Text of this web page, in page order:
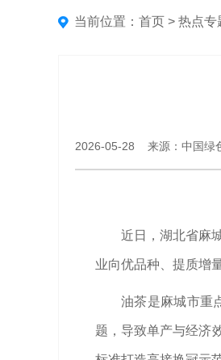
当前位置： 首页 > 热点专
2026-05-28 来源：中国绿
近日，湖北省麻
业向优品种、提质增
油茶是麻城市重
题，导致单产与经济